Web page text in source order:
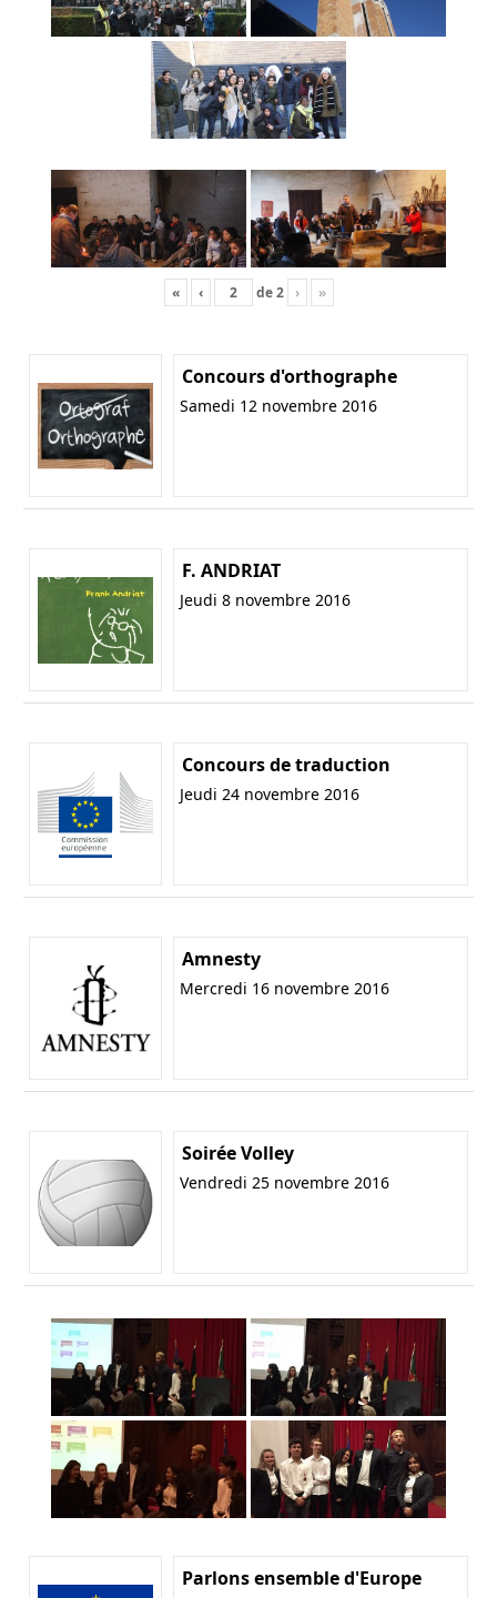
« ‹ de2 › »
Concours d'orthographe
Samedi 12 novembre 2016
F. ANDRIAT
Jeudi 8 novembre 2016
Concours de traduction
Jeudi 24 novembre 2016
Amnesty
Mercredi 16 novembre 2016
Soirée Volley
Vendredi 25 novembre 2016
Parlons ensemble d'Europe